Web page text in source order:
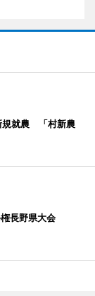
規就農 「村新農
長野県大会